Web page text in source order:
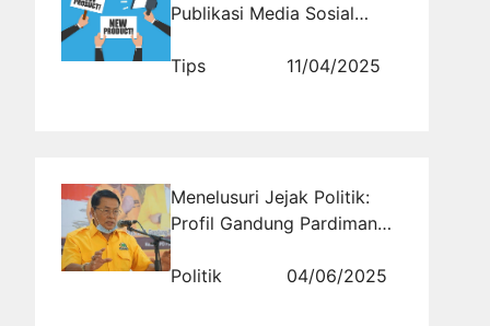
Publikasi Media Sosial
Tips
11/04/2025
Menelusuri Jejak Politik:
Profil Gandung Pardiman
DI Yogyakarta
Politik 04/06/2025